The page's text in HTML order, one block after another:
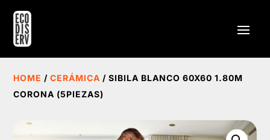
HOME /CERÁMICA / SIBILA BLANCO 60X60 1.80M
CORONA (5PIEZAS)